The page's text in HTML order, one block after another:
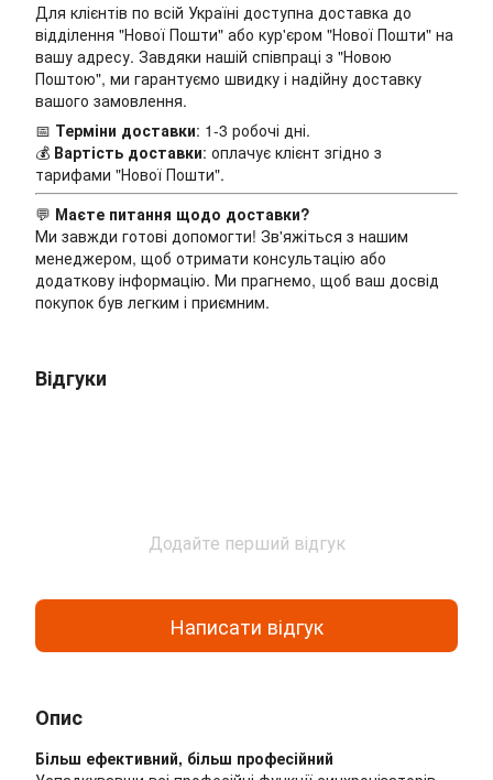
Для клієнтів по всій Україні доступна доставка до
відділення "Нової Пошти" або кур'єром "Нової Пошти" на
вашу адресу. Завдяки нашій співпраці з "Новою
Поштою", ми гарантуємо швидку і надійну доставку
вашого замовлення.
📅 Терміни доставки: 1-3 робочі дні.
💰 Вартість доставки: оплачує клієнт згідно з
тарифами "Нової Пошти".
💬 Маєте питання щодо доставки?
Ми завжди готові допомогти! Зв'яжіться з нашим
менеджером, щоб отримати консультацію або
додаткову інформацію. Ми прагнемо, щоб ваш досвід
покупок був легким і приємним.
Відгуки
Додайте перший відгук
Написати відгук
Опис
Більш ефективний, більш професійний